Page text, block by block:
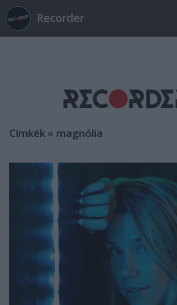
Recorder
Címkék » magnólia